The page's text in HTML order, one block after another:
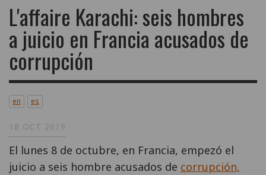
L'affaire Karachi: seis hombres
a juicio en Francia acusados de
corrupción
en es
18 OCT 2019
El lunes 8 de octubre, en Francia, empezó el
juicio a seis hombre acusados de corrupción,